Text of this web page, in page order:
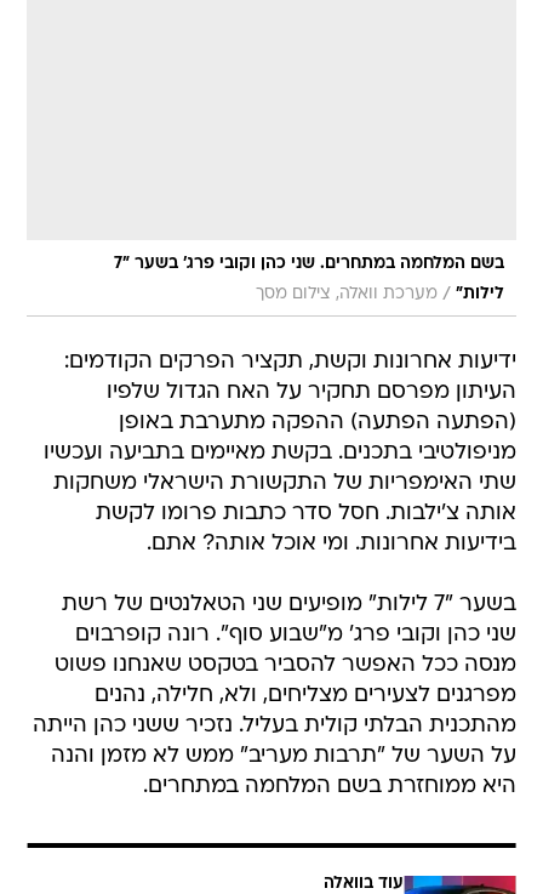
בשם המלחמה במתחרים. שני כהן וקובי פרג' בשער "7
לילות" / מערכת וואלה, צילום מסך
ידיעות אחרונות וקשת, תקציר הפרקים הקודמים:
העיתון מפרסם תחקיר על האח הגדול שלפיו
(הפתעה הפתעה) ההפקה מתערבת באופן
מניפולטיבי בתכנים. בקשת מאיימים בתביעה ועכשיו
שתי האימפריות של התקשורת הישראלי משחקות
אותה צ'ילבות. חסל סדר כתבות פרומו לקשת
בידיעות אחרונות. ומי אוכל אותה? אתם.
בשער "7 לילות" מופיעים שני הטאלנטים של רשת
שני כהן וקובי פרג' מ"שבוע סוף". רונה קופרבוים
מנסה ככל האפשר להסביר בטקסט שאנחנו פשוט
מפרגנים לצעירים מצליחים, ולא, חלילה, נהנים
מהתכנית הבלתי קולית בעליל. נזכיר ששני כהן הייתה
על השער של "תרבות מעריב" ממש לא מזמן והנה
היא ממוחזרת בשם המלחמה במתחרים.
עוד בוואלה